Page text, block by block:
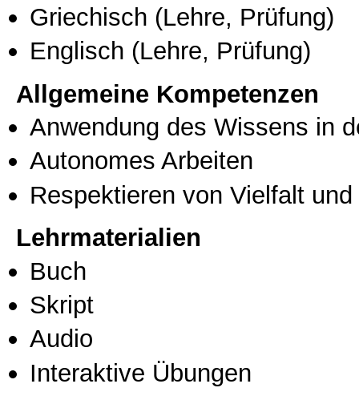
Griechisch (Lehre, Prüfung)
Englisch (Lehre, Prüfung)
Allgemeine Kompetenzen
Anwendung des Wissens in
Autonomes Arbeiten
Respektieren von Vielfalt
Lehrmaterialien
Buch
Skript
Audio
Interaktive Übungen